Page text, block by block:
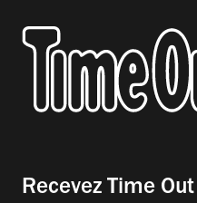
Recevez Time